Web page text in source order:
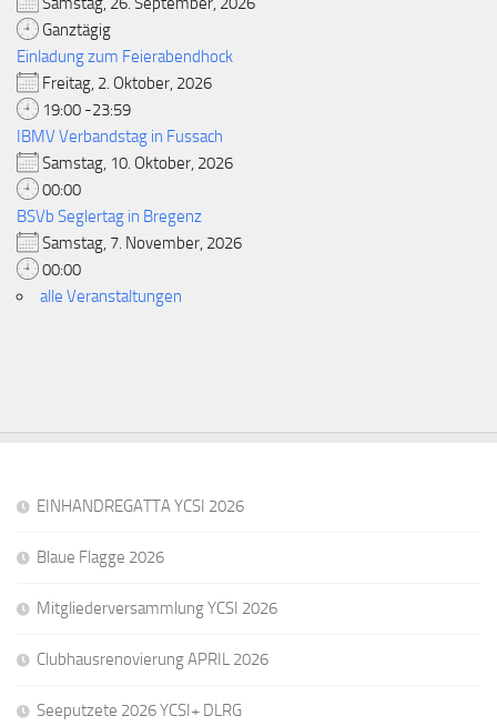
Ganztägig
Einladung zum Feierabendhock
Freitag, 2. Oktober, 2026
19:00 -23:59
IBMV Verbandstag in Fussach
Samstag, 10. Oktober, 2026
00:00
BSVb Seglertag in Bregenz
Samstag, 7. November, 2026
00:00
alle Veranstaltungen
EINHANDREGATTA YCSI 2026
Blaue Flagge 2026
Mitgliederversammlung YCSI 2026
Clubhausrenovierung APRIL 2026
Seeputzete 2026 YCSI+ DLRG